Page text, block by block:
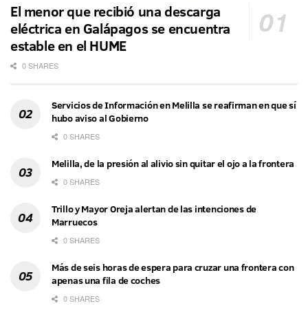
El menor que recibió una descarga
eléctrica en Galápagos se encuentra
estable en el HUME
0 SHARES
Servicios de Información en Melilla se reafirman en que sí
hubo aviso al Gobierno
0 SHARES
Melilla, de la presión al alivio sin quitar el ojo a la frontera
0 SHARES
Trillo y Mayor Oreja alertan de las intenciones de
Marruecos
0 SHARES
Más de seis horas de espera para cruzar una frontera con
apenas una fila de coches
0 SHARES